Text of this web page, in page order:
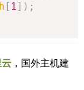
[ 1] ) ;
云 ，国外主机建